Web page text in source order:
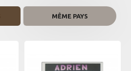
MÊME PAYS